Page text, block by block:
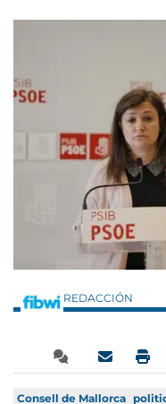
REDACCIÓN
Consell de Mallorca